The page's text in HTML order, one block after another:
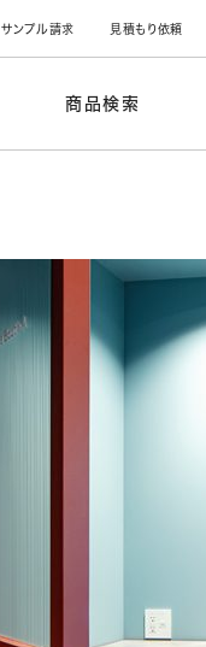
サンプル請求 見積もり依頼
商品検索